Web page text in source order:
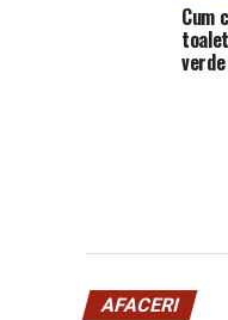
Cum
verde
AFACERI